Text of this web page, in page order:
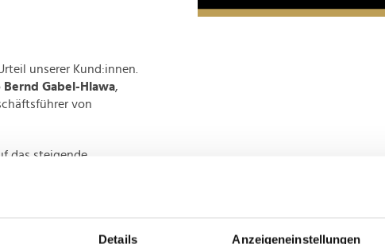
Details Anzeigeneinstellungen
unserer Kund:innen.
Bernd Gabel-Hlawa,
von
das steigende
das Bedürfnis der
aktiv zu teilen. "Wir
Media Community sowie
Hlawa weiter.